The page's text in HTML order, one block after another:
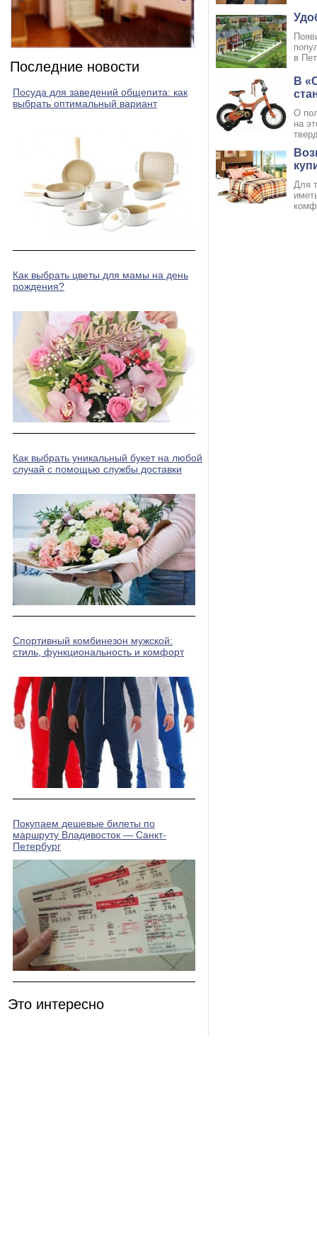
Номер 3(DBL)
Последние новости
Посуда для заведений общепита: как
выбрать оптимальный вариант
Как выбрать цветы для мамы на день
рождения?
Как выбрать уникальный букет на любой
случай с помощью службы доставки
Спортивный комбинезон мужской:
стиль, функциональность и комфорт
Покупаем дешевые билеты по
маршруту Владивосток — Санкт-
Петербург
Это интересно
в
В
О
на
Для